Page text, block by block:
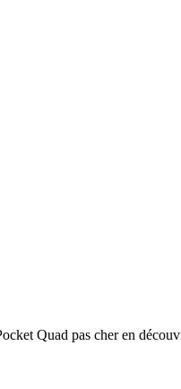
Quad pas cher en